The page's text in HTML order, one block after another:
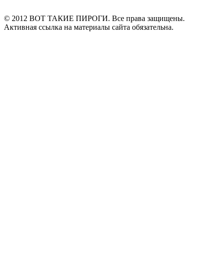
© 2012 ВОТ ТАКИЕ ПИРОГИ. Все права защищены.
Активная ссылка на материалы сайта обязательна.